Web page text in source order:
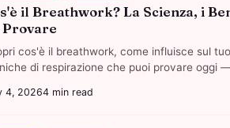
il Breathwork? La Scienza, i
Provare
cos'è il breathwork, come influisce sul
di respirazione che puoi provare oggi
4, 20264 min read